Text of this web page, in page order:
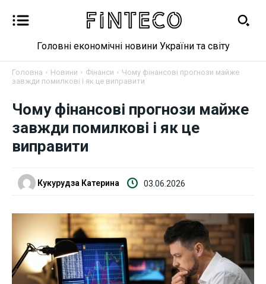
Новини
Бізнес
Фінанси
Валютний ринок
Головні економічні новини України та світу
Головна Новини Фінанси
Чому фінансові прогнози майже
завжди помилкові і як це виправити
Чому фінансові прогнози майже
завжди помилкові і як це
виправити
Кукурудза Катерина 03.06.2026